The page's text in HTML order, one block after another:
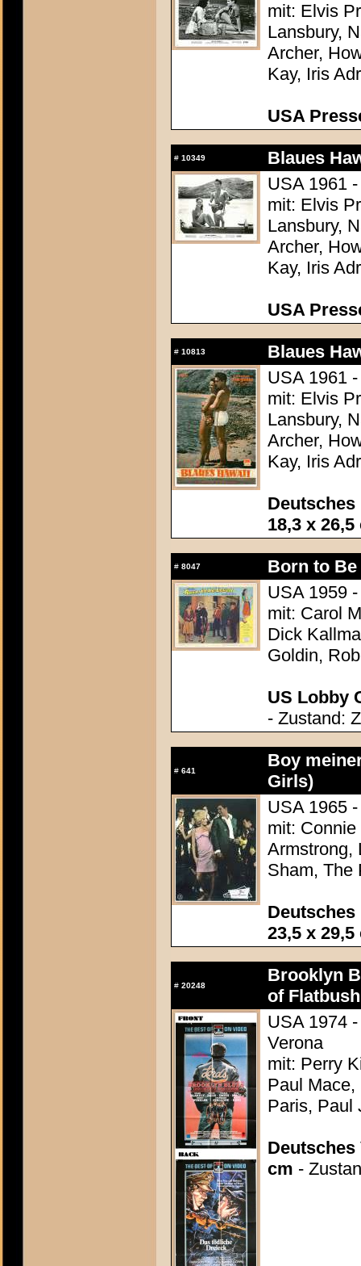
mit: Elvis
Lansbury,
Archer,
Kay, Iris
USA
# 10349
Blaues
USA 1961
mit: Elvis
Lansbury,
Archer,
Kay, Iris
USA
# 10813
Blaues
USA 1961
mit: Elvis
Lansbury,
Archer,
Kay, Iris
18,3 x 26,5
# 8047
Born to
USA 1959
mit: Carol
Dick
Goldin,
US Lobby
- Zustand:
# 641
Boy
Girls)
USA 1965
mit:
Armstrong,
Sham, The
23,5 x 29,5
# 20248
Brooklyn
of
USA 1974
Verona
mit: Perry
Paul
Paris, Paul
Deutsches
cm -